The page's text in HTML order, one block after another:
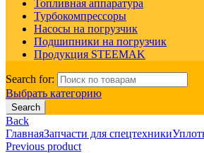
Топливная аппаратура
Турбокомпрессоры
Насосы на погрузчик
Подшипники на погрузчик
Продукция STEEMAK
Search for:
Выбрать категорию
Search
Back
ГлавнаяЗапчасти для спецтехники
Previous product